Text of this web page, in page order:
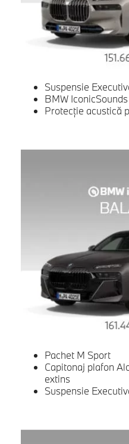
Suspensie
BMW
Protecție acustică
Pachet M Sport
Capitonaj plafon
extins
Suspensie